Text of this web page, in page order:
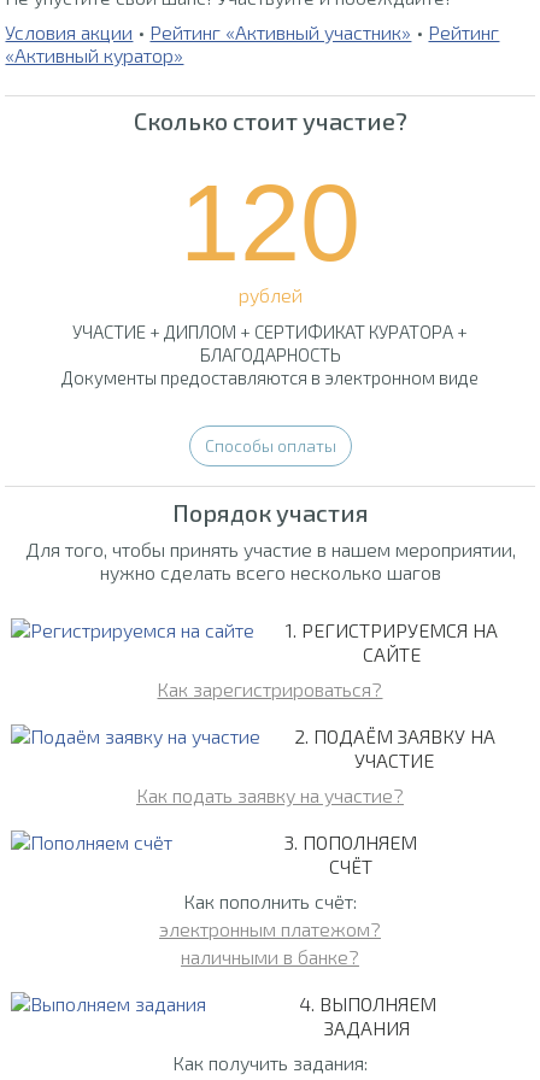
Условия акции • Рейтинг «Активный участник» • Рейтинг
«Активный куратор»
Сколько стоит участие?
120
рублей
УЧАСТИЕ + ДИПЛОМ + СЕРТИФИКАТ КУРАТОРА +
БЛАГОДАРНОСТЬ
Документы предоставляются в электронном виде
Способы оплаты
Порядок участия
Для того, чтобы принять участие в нашем мероприятии,
нужно сделать всего несколько шагов
1. РЕГИСТРИРУЕМСЯ НА
САЙТЕ
Как зарегистрироваться?
2. ПОДАЁМ ЗАЯВКУ НА
УЧАСТИЕ
Как подать заявку на участие?
3. ПОПОЛНЯЕМ
СЧЁТ
Как пополнить счёт:
электронным платежом?
наличными в банке?
4. ВЫПОЛНЯЕМ
ЗАДАНИЯ
Как получить задания: